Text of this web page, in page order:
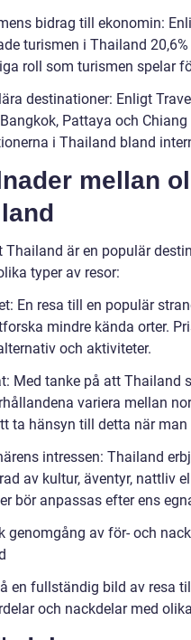
bidrag till ekonomin:
turismen i Thailand
roll som turismen spelar
destinationer: Enligt
Pattaya och
i Thailand bland
mellan
Thailand är en populär
typer av resor:
En resa till en populär
mindre kända orter.
och aktiviteter.
Med tanke på att Thailand
variera mellan
ta hänsyn till detta när man
intressen: Thailand
av kultur, äventyr, nattliv
bör anpassas efter ens
genomgång av för- och
en fullständig bild av resa
och nackdelar med